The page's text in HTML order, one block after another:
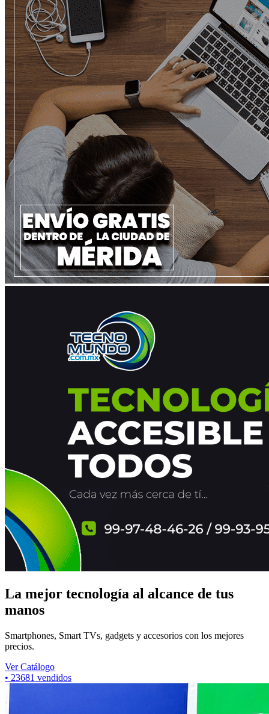
La mejor tecnología al alcance de tus
manos
Smartphones, Smart TVs, gadgets y accesorios con los mejores
precios.
Ver Catálogo
• 7318vendidos